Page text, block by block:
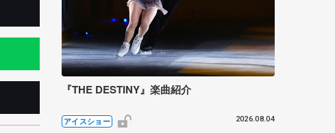
『THE DESTINY』楽曲紹介
アイスショー 2026.08.04